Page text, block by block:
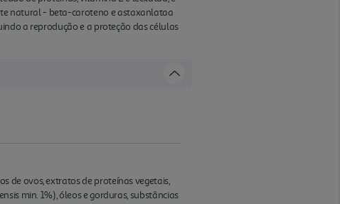
natural - beta-caroteno e astaxanlataa
a reprodução e a proteção das células
de ovos, extratos de proteínas vegetais,
min. 1%), óleos e gorduras, substâncias